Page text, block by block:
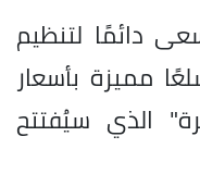
دائمًا لتنظيم
مميزة بأسعار
الذي سيُفتتح